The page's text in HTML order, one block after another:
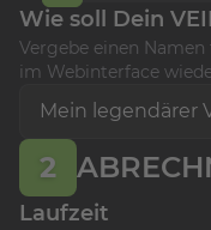
Wie soll Dein
Vergebe einen
im Webinterface
2
Laufzeit